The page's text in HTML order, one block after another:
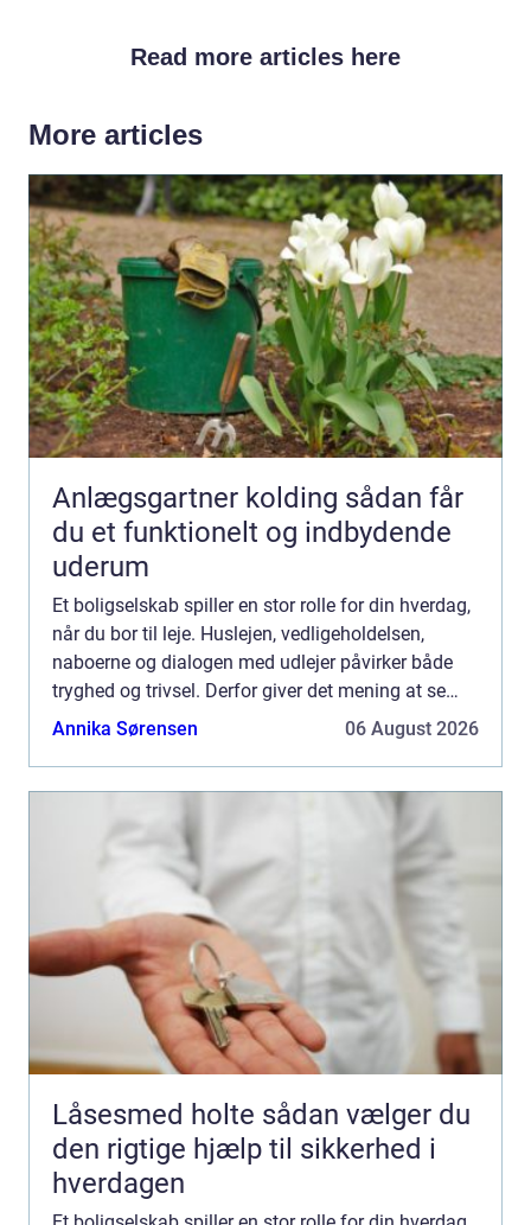
Read more articles here
More articles
Anlægsgartner kolding sådan får
du et funktionelt og indbydende
uderum
Et boligselskab spiller en stor rolle for din hverdag,
når du bor til leje. Huslejen, vedligeholdelsen,
naboerne og dialogen med udlejer påvirker både
tryghed og trivsel. Derfor giver det mening at se
nærmere på, hvad et...
Annika Sørensen 06 August 2026
Låsesmed holte sådan vælger du
den rigtige hjælp til sikkerhed i
hverdagen